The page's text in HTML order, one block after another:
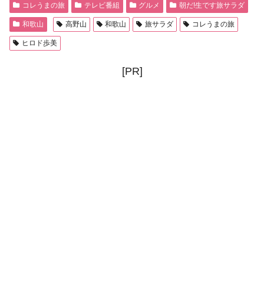
コレうまの旅 テレビ番組 グルメ 朝だ!生です旅サラダ
和歌山 高野山 和歌山 旅サラダ コレうまの旅
ヒロド歩美
[PR]